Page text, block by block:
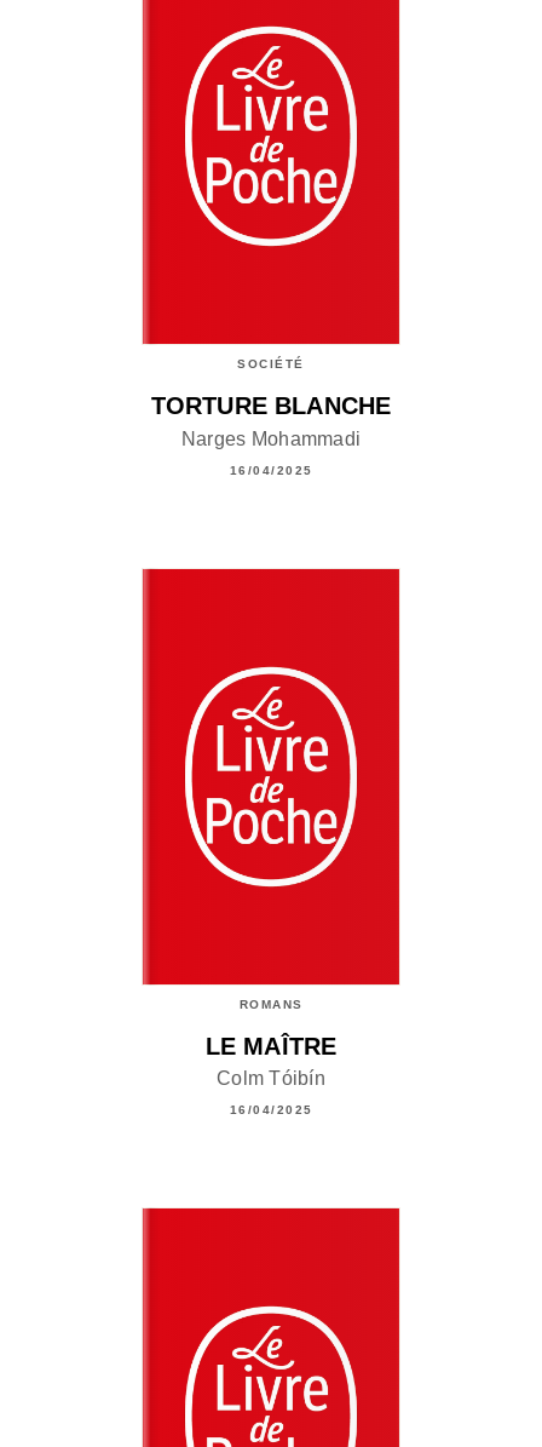
SOCIÉTÉ
TORTURE BLANCHE
Narges Mohammadi
16/04/2025
ROMANS
LE MAÎTRE
Colm Tóibín
16/04/2025